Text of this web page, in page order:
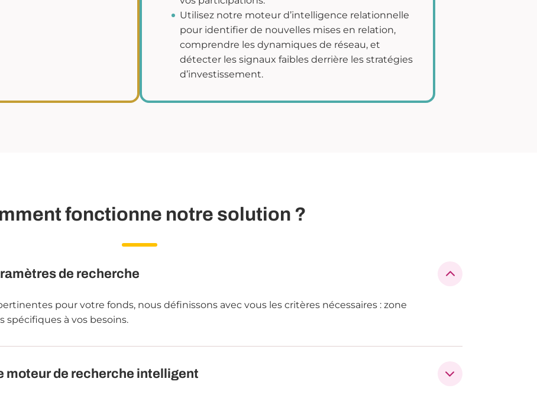
Utilisez notre moteur d’intelligence relationnelle
pour identifier de nouvelles mises en relation,
comprendre les dynamiques de réseau, et
détecter les signaux faibles derrière les stratégies
d’investissement.
fonctionne notre solution ?
de recherche
pour votre fonds, nous définissons avec vous les critères nécessaires : zone
spécifiques à vos besoins.
moteur de recherche intelligent